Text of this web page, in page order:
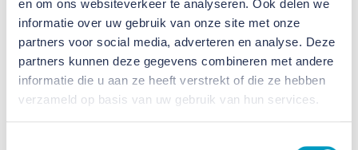
en om ons websiteverkeer te analyseren. Ook delen we
informatie over uw gebruik van onze site met onze
partners voor social media, adverteren en analyse. Deze
partners kunnen deze gegevens combineren met andere
informatie die u aan ze heeft verstrekt of die ze hebben
verzameld op basis van uw gebruik van hun services.
(Onderwijs)Dag van de
Bouw 2026
20 JUNI 2026